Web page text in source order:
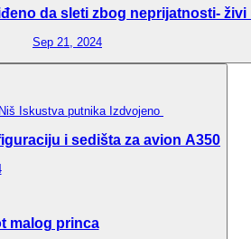
da sleti zbog neprijatnosti- živi
Sep 21, 2024
Iskustva putnika Izdvojeno
i sedišta za avion A350
malog princa